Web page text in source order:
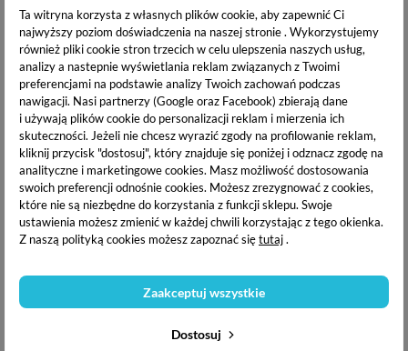
Ta witryna korzysta z własnych plików cookie, aby zapewnić Ci
najwyższy poziom doświadczenia na naszej stronie . Wykorzystujemy
również pliki cookie stron trzecich w celu ulepszenia naszych usług,
analizy a nastepnie wyświetlania reklam związanych z Twoimi
preferencjami na podstawie analizy Twoich zachowań podczas
nawigacji. Nasi partnerzy (Google oraz Facebook) zbierają dane
i używają plików cookie do personalizacji reklam i mierzenia ich
skuteczności. Jeżeli nie chcesz wyrazić zgody na profilowanie reklam,
kliknij przycisk "dostosuj", który znajduje się poniżej i odznacz zgodę na
analityczne i marketingowe cookies. Masz możliwość dostosowania
swoich preferencji odnośnie cookies. Możesz zrezygnować z cookies,
które nie są niezbędne do korzystania z funkcji sklepu. Swoje
ustawienia możesz zmienić w każdej chwili korzystając z tego okienka.
Z naszą polityką cookies możesz zapoznać siętutaj.
Dostosuj
Zaakceptuj wszystkie
OPIS PRODUKTU
DOSTAWA I PŁATNOŚĆ
Boska Nails Lakier hybrydowypozwoli na stworzenie
cudownych stylizacji. Duża paleta kolorów dogodzi nawet
najbardziej wymagającej klientce. Formuła lakieru idealnie
kryje już od 1 warstwy. Specjalnie frezowany pędzelek
znacznie skraca czas pracy. Zamknięty w eleganckiej czarnej
buteleczce, która stanie się ozdobą twojego salonu.